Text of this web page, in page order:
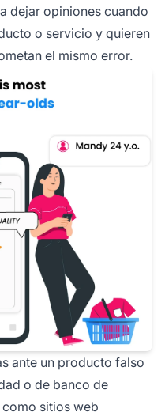
dejar opiniones cuando
o servicio y quieren
el mismo error.
ante un producto falso
o de banco de
como sitios web